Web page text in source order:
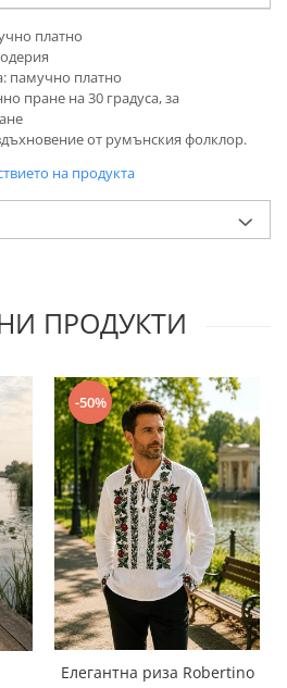
платно
памучно платно
пране на 30 градуса, за
от румънския фолклор.
на продукта
ПРОДУКТИ
-50%
Елегантна риза Robertino